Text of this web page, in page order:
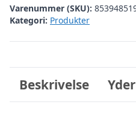
Varenummer (SKU):
Kategori: Produkter
Beskrivelse